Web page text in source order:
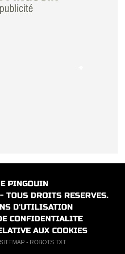
PINGOUIN
TOUS DROITS RESERVES.
D'UTILISATION
CONFIDENTIALITE
AUX COOKIES
SITEMAP - ROBOTS.TXT